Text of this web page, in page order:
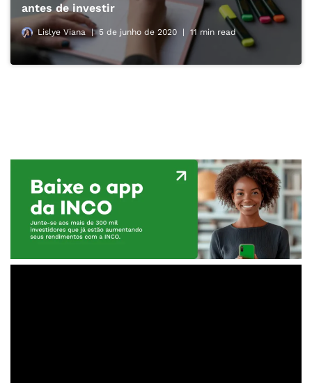
antes de investir
Lislye Viana 5 de junho de 2020 11 min read